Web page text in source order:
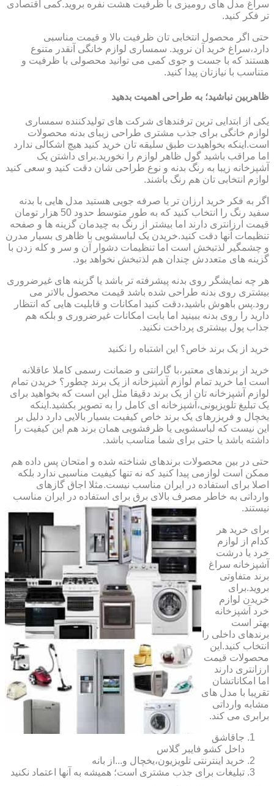
سراغ مدل های رومیزی با ظرفیت هشت نفره بروید.کمی اقتصادی
تر فکر کنید.
حتی اگر محصول انتخابی تان ظرفیت بالا و قیمت مناسبی
دارد،سراغ خرید آن نروید. سمساری لوازم خانگی آنقدر متنوع
هستند که با جست و جوی کمی می توانید محصولی با ظرفیت و
متناسب با نیازتان پیدا کنید.
ظاهربین نباشید؛ به طراحی اهمیت بدهید
یکی از ابتدایی ترین ترفندهای شرکت های تولیدکننده سمساری
لوازم خانگی برای جذب مشتری طراحی زیبای بدنه محصولات
است.اینکه بخواهیدت طبق سلیقه تان خرید کنید هیچ اشکالی ندارد
اما مراقب باشید گول ظاهر لوازم را نخورید.برای داشتن یک
آشپزخانه زیبا به رنگ بدنه و نوع طراحی شان دقت کنید و سعی کنید
لوازم انتخابی تان هم رنگ باشند.
اگر به فکر خرید ارزان تر یا صرفه جویی هستید مدل هایی با بدنه
سفید رنگ را انتخاب کنید که به طور متوسط حدود 50 هزار تومان
قیمت ارزانتری دارند اما بیشتر از رنگ به چیدمان گزینه ها و صفحه
تنظیمات آنها دقت کنید.خریدن یک لباسشویی با ظاهری بسیار مدرن
و چشمگیر لذتبخش است اما تنظیمات دشوار آن و سر و کله زدن با
گزینه های متعددش چندان هم لذتبخش نخواهد بود.
هر چه نمایشگر روی بدنه پیشرفته تر باشد یا گزینه های غیرضروری
بیشتری روی بدنه طراحی شده باشد قیمت محصول بالاتر می
رود.پس باهوش باشید،دقت کنید امکانات و قابلیت هایی که انتظار
دارید را روی بدنه ببینید اما بابت امکانات غیرضروری و بلکه هم
جذاب پول بیشتری پرداخت نکنید.
خرید از یک برند خاص؟ این اشتباه را نکنید
خرید از برندهای معتبر،با گارانتی و ضمانت رسمی کاملا عاقلانه
است اما خرید تمام لوازم آشپزخانه از یک برند چطور؟ خریدن تمام
لوازم آشپزخانه تان از یک برند دقیقا مثل این است که بخواهید برای
یک تبلیغ تلویزیونی،آشپزخانه ای کامل را به تصویر بکشید.اینکه
یخچال و فریزرهای یک برند خاص کیفیت بسیار بالایی دارد دلیل بر
این نیست که لباسشویی یا ظرفشویی همان برند هم این کیفیت را
داشته باشد یا حتی برای شما مناسب باشد.
حتی در بین محصولات برندهای شناخته شده و امتحان پس داده هم
ممکن است لوازمی پیدا کنید که نه تنها کیفیت مناسبی ندارد بلکه
اصلا برای استفاده در ایران مناسب نیست.مثلا اجاق گازهای
وارداتی به خاطر مصرف بالای برق برای استفاده در ایران مناسب
نیستند.
برای خرید هر
کدام از لوازم
خرد یا درشت
آشپزخانه سراغ
برند متفاوتی
بروید.برای
خریدن لوازم
خرد آشپزخانه
بهتر است
برندهای داخلی را
انتخاب کنید.این
محصولات قیمت
ارزانتری دارند
اما امکاناتشان
تقریبا با مدل های
مشابه وارداتی
برابری می کند.
جاقاشق
داخل کشو فایبر گلاس
خرید اینترنتی تلویزیون،یخچال و...از بانه
تبلیغات برای جذب مشتری است؛ همیشه به آنها اعتماد نکنید